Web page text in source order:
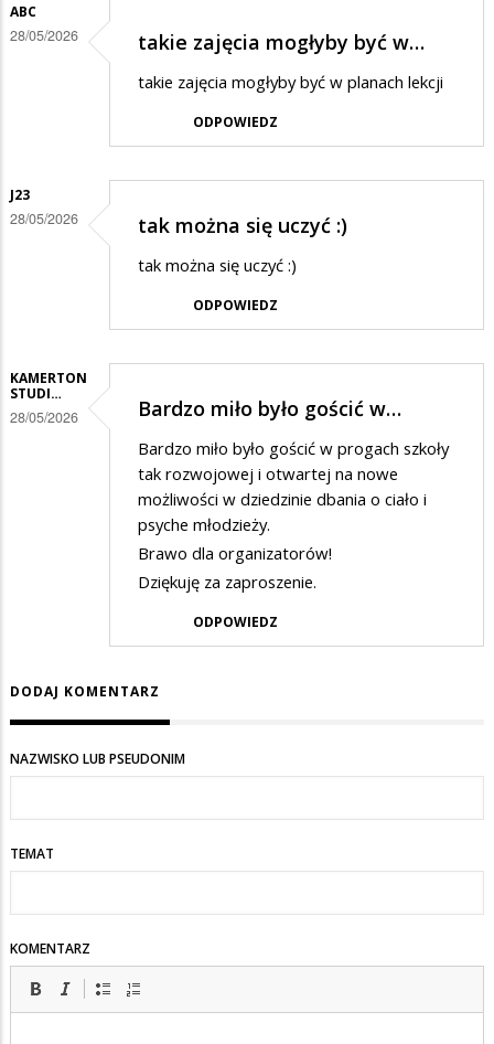
ABC
28/05/2026 takie zajęcia mogłyby być w…
takie zajęcia mogłyby być w planach lekcji
ODPOWIEDZ
J23
28/05/2026 tak można się uczyć :)
tak można się uczyć :)
ODPOWIEDZ
KAMERTON
STUDI…
28/05/2026 Bardzo miło było gościć w…
Bardzo miło było gościć w progach szkoły
tak rozwojowej i otwartej na nowe
możliwości w dziedzinie dbania o ciało i
psyche młodzieży.
Brawo dla organizatorów!
Dziękuję za zaproszenie.
ODPOWIEDZ
DODAJ KOMENTARZ
NAZWISKO LUB PSEUDONIM
TEMAT
KOMENTARZ